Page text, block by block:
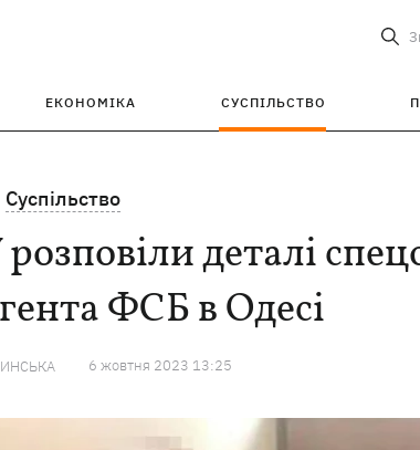
ЕКОНОМІКА СУСПІЛЬСТВО
Суспільство
деталі
ФСБ в Одесі
6 жовтня 2023 13:25